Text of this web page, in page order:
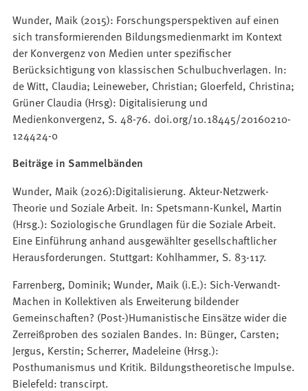
Wunder, Maik (2015): Forschungsperspektiven auf einen
sich transformierenden Bildungsmedienmarkt im Kontext
der Konvergenz von Medien unter spezifischer
Berücksichtigung von klassischen Schulbuchverlagen. In:
de Witt, Claudia; Leineweber, Christian; Gloerfeld, Christina;
Grüner Claudia (Hrsg): Digitalisierung und
Medienkonvergenz, S. 48-76. doi.org/10.18445/20160210-
124424-0
Beiträge in Sammelbänden
Wunder, Maik (2026):Digitalisierung. Akteur-Netzwerk-
Theorie und Soziale Arbeit. In: Spetsmann-Kunkel, Martin
(Hrsg.): Soziologische Grundlagen für die Soziale Arbeit.
Eine Einführung anhand ausgewählter gesellschaftlicher
Herausforderungen. Stuttgart: Kohlhammer, S. 83-117.
Farrenberg, Dominik; Wunder, Maik (i.E.): Sich-Verwandt-
Machen in Kollektiven als Erweiterung bildender
Gemeinschaften? (Post-)Humanistische Einsätze wider die
Zerreißproben des sozialen Bandes. In: Bünger, Carsten;
Jergus, Kerstin; Scherrer, Madeleine (Hrsg.):
Posthumanismus und Kritik. Bildungstheoretische Impulse.
Bielefeld: transcirpt.